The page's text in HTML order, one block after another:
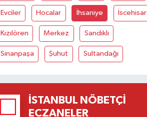
Evciler Hocalar İhsaniye İscehisar
Kızılören Merkez Sandıklı
Sinanpaşa Şuhut Sultandağı
İSTANBUL NÖBETÇI
ECZANELER